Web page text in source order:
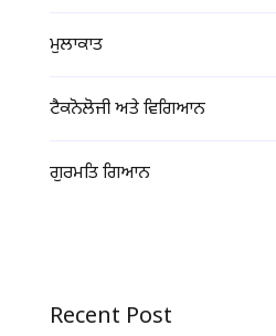
ਮੁਲਾਕਾਤ
ਟੈਕਨੋਲੋਜੀ ਅਤੇ ਵਿਗਿਆਨ
ਗੁਰਮਤਿ ਗਿਆਨ
Recent Post